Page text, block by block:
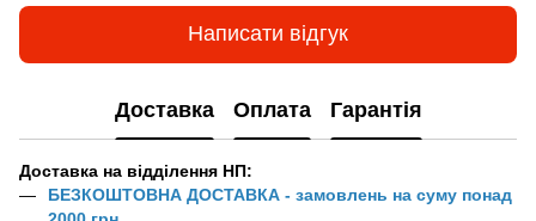
Написати відгук
Доставка Оплата Гарантія
Доставка на відділення НП:
БЕЗКОШТОВНА ДОСТАВКА - замовлень на суму понад